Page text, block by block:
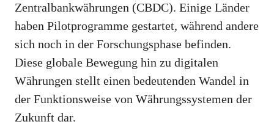
Zentralbankwährungen (CBDC). Einige Länder
haben Pilotprogramme gestartet, während andere
sich noch in der Forschungsphase befinden.
Diese globale Bewegung hin zu digitalen
Währungen stellt einen bedeutenden Wandel in
der Funktionsweise von Währungssystemen der
Zukunft dar.